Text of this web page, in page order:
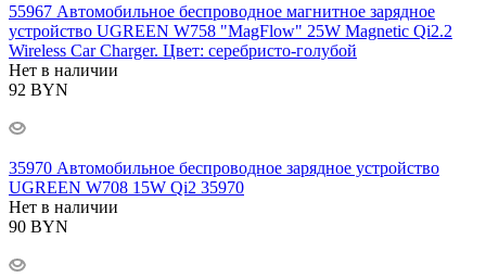
55967 Автомобильное беспроводное магнитное зарядное
устройство UGREEN W758 "MagFlow" 25W Magnetic Qi2.2
Wireless Car Charger. Цвет: серебристо-голубой
Нет в наличии
92 BYN
35970 Автомобильное беспроводное зарядное устройство
UGREEN W708 15W Qi2 35970
Нет в наличии
90 BYN